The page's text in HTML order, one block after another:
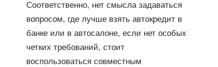
Соответственно, нет смысла задаваться
вопросом, где лучше взять автокредит в
банке или в автосалоне, если нет особых
четких требований, стоит
воспользоваться совместным